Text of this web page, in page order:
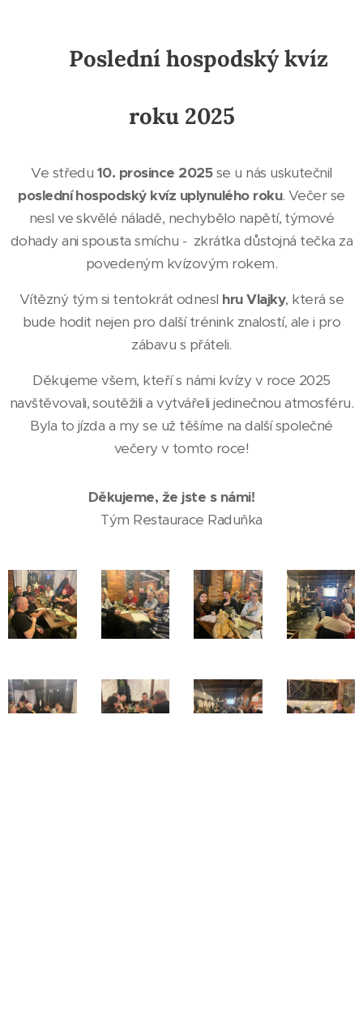
Poslední hospodský kvíz
roku 2025
Ve středu 10. prosince 2025se u nás uskutečnil
poslední hospodský kvíz uplynulého roku. Večer se
nesl ve skvělé náladě, nechybělo napětí, týmové
dohady ani spousta smíchu - zkrátka důstojná tečka za
povedeným kvízovým rokem.
Vítězný tým si tentokrát odnesl hru Vlajky, která se
bude hodit nejen pro další trénink znalostí, ale i pro
zábavu s přáteli.
Děkujeme všem, kteří s námi kvízy v roce 2025
navštěvovali, soutěžili a vytvářeli jedinečnou atmosféru.
Byla to jízda a my se už těšíme na další společné
večery v tomto roce!
Děkujeme, že jste s námi!
Tým Restaurace Raduňka